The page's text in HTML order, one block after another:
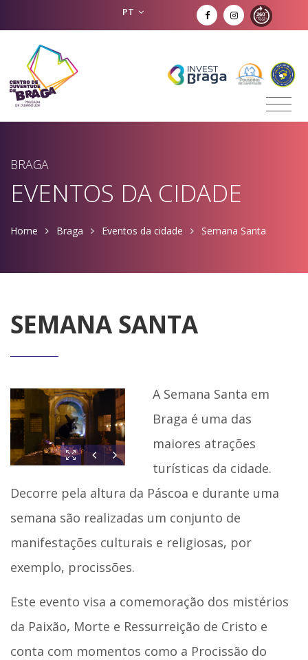
PT
BRAGA
EVENTOS DA CIDADE
Home Braga Eventos da cidade Semana Santa
SEMANA SANTA
A Semana Santa em
Braga é uma das
maiores atrações
turísticas da cidade.
Decorre pela altura da Páscoa e durante uma
semana são realizadas um conjunto de
manifestações culturais e religiosas, por
exemplo, procissões.
Este evento visa a comemoração dos mistérios
da Paixão, Morte e Ressurreição de Cristo e
conta com momentos como a Procissão do